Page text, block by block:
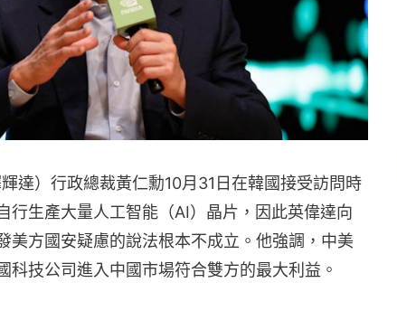
達）行政總裁黃仁勳10月31日在韓國接受訪問時
行生產大量人工智能（AI）晶片，因此英偉達向
美方國安疑慮的說法根本不成立。他強調，中美
科技公司進入中國市場符合雙方的最大利益。